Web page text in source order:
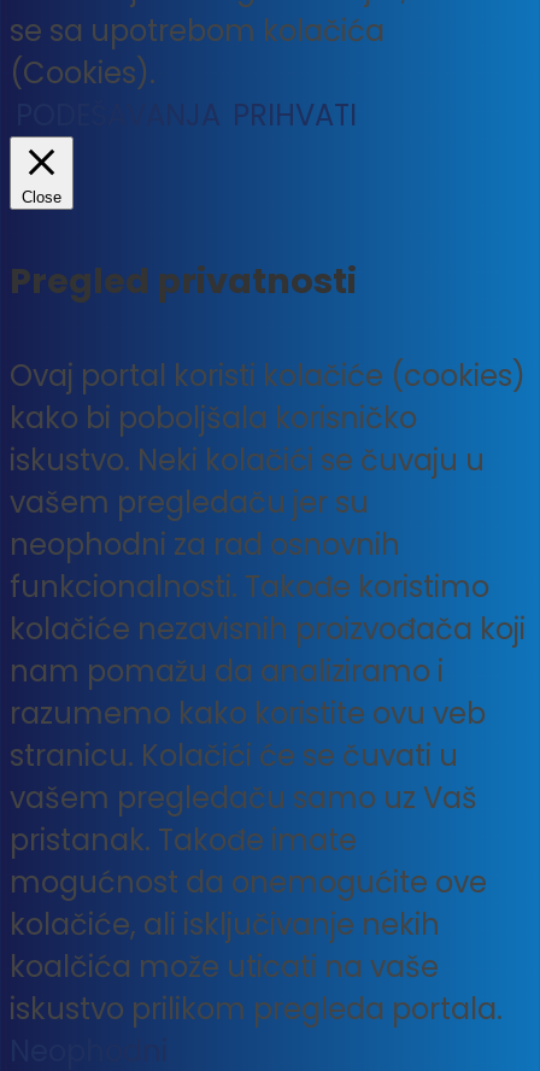
se sa upotrebom kolačića
(Cookies).
PODEŠAVANJA PRIHVATI
Close
Pregled privatnosti
Ovaj portal koristi kolačiće (cookies)
kako bi poboljšala korisničko
iskustvo. Neki kolačići se čuvaju u
vašem pregledaču jer su
neophodni za rad osnovnih
funkcionalnosti. Takođe koristimo
kolačiće nezavisnih proizvođača koji
nam pomažu da analiziramo i
razumemo kako koristite ovu veb
stranicu. Kolačići će se čuvati u
vašem pregledaču samo uz Vaš
pristanak. Takođe imate
mogućnost da onemogućite ove
kolačiće, ali isključivanje nekih
koalčića može uticati na vaše
iskustvo prilikom pregleda portala.